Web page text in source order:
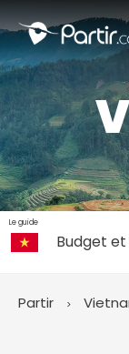
Le guide
Budget
Partir
📍 Destinations
☀️ Où partir par
Juillet
Août